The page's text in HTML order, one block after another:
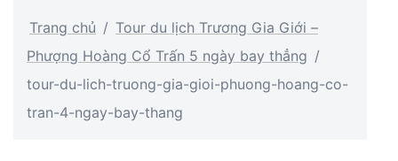
Trang chủ / Tour du lịch Trương Gia Giới –
Phượng Hoàng Cổ Trấn 5 ngày bay thẳng /
tour-du-lich-truong-gia-gioi-phuong-hoang-co-
tran-4-ngay-bay-thang